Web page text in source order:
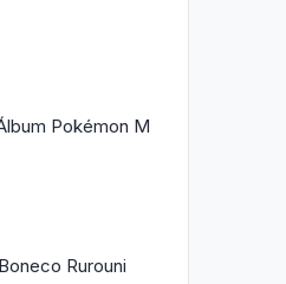
Pokémon M
Rurouni